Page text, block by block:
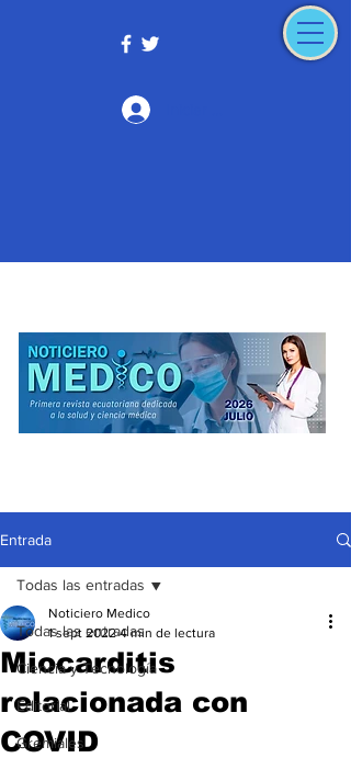
Entrada
Todas las entradas
Ciencia y Tecnología
Editorial
Gremiales
Todas las entradas
Miocarditis
relacionada con
COVID
Noticiero Medico
1 sept 2022 4 min de lectura